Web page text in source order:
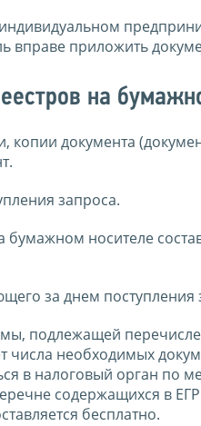
вправе приложить
на
копии документа
запроса.
носителе
за днем поступления
подлежащей
числа необходимых
в налоговый орган по
содержащихся в
бесплатно.